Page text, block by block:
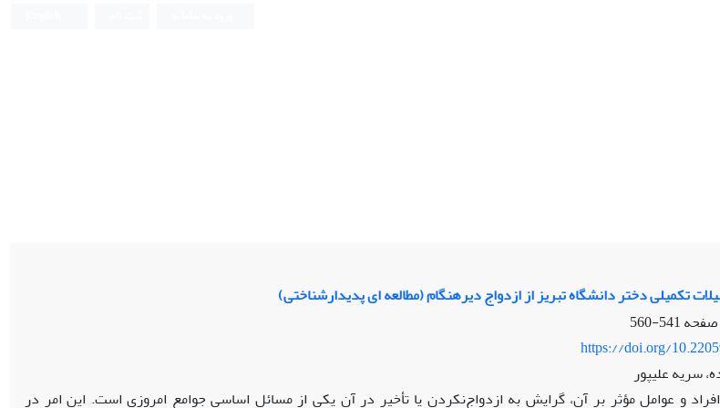
تکمیلی دختر دانشگاه تبریز از ازدواج دیرهنگام (مطالعه ‏ای پدیدارشناختی)
541-560
https://doi.org/
سریه علیپور
و عوامل مؤثر بر آن، گرایش به ازدواج‌نکردن یا تأخیر در آن یکی از مسائل اساسی جوامع امروزی است. این امر در